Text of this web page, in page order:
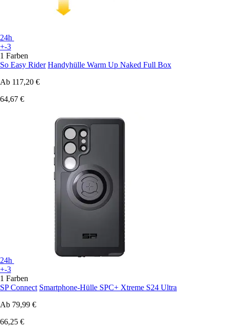
24h
+-3
1 Farben
So Easy Rider Handyhülle Warm Up Naked Full Box
Ab 117,20 €
64,67 €
24h
+-3
1 Farben
SP Connect Smartphone-Hülle SPC+ Xtreme S24 Ultra
Ab 79,99 €
66,25 €